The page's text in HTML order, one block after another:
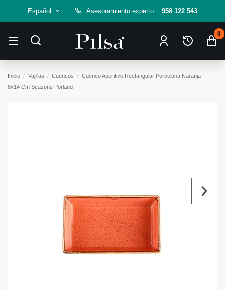
Español Asesoramiento experto: 958 122 543
0
Inicio Vajillas Cuencos
Cuenco Aperitivo Rectangular Porcelana Naranja
8x14 Cm Seasons Porland